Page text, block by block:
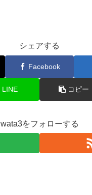
シェアする
Facebook
LINE コピー
wata3をフォローする